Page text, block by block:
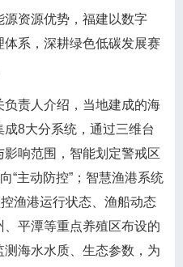
资源优势，福建以数字
系，深耕绿色低碳发展赛
责人介绍，当地建成的海
8大分系统，通过三维台
响范围，智能划定警戒区
“主动防控”；智慧渔港系统
渔港运行状态、渔船动态
平潭等重点养殖区布设的
海水水质、生态参数，为